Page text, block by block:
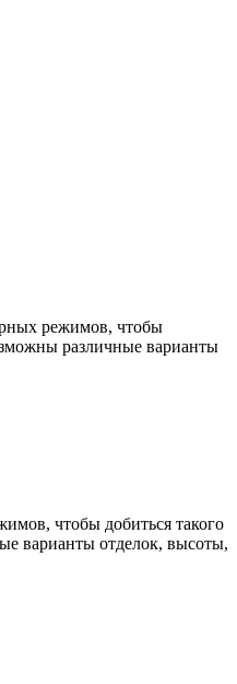
режимов, чтобы
различные варианты
чтобы добиться такого
варианты отделок, высоты,